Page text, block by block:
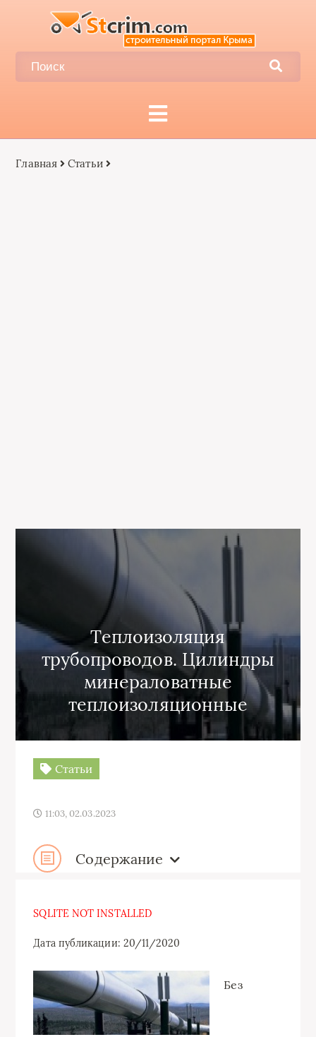
Главная Статьи
Теплоизоляция
трубопроводов. Цилиндры
минераловатные
теплоизоляционные
Статьи
11:03, 02.03.2023
Содержание
SQLITE NOT INSTALLED
Дата публикации: 20/11/2020
Без